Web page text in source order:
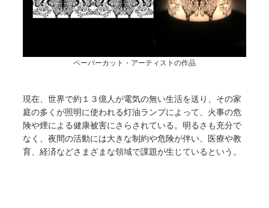
ペーパーカット・アーティストの作品
現在、世界で約１３億人が電気の無い生活を送り、その家
庭の多くが照明に使われる灯油ランプによって、火事の危
険や煙による健康被害にさらされている。明るさも充分で
なく、夜間の活動には大きな制約や危険が伴い、医療や教
育、経済などさまざまな領域で課題が生じているという。